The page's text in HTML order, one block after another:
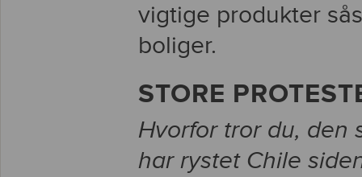
vigtige produkter
boliger.
STORE
Hvorfor tror du,
har rystet Chile